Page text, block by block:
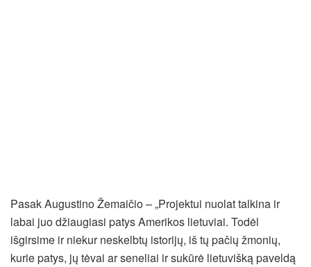
Pasak Augustino Žemaičio – „Projektui nuolat talkina ir
labai juo džiaugiasi patys Amerikos lietuviai. Todėl
išgirsime ir niekur neskelbtų istorijų, iš tų pačių žmonių,
kurie patys, jų tėvai ar seneliai ir sukūrė lietuvišką paveldą